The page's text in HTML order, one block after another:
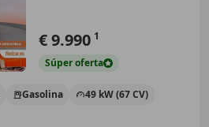
€ 9.990 1
Súperoferta
Gasolina 49 kW (67 CV)